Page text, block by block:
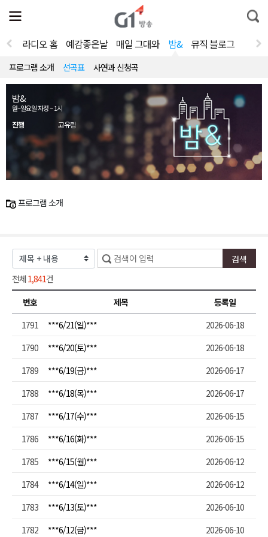
전
체
뉴
열
통
합
라디오 홈 예감좋은날 매일 그대와 밤& 뮤직 블로그
프로그램 소개 선곡표 사연과 신청곡
밤&
월~일요일 자정 ~ 1시
진행 고유림
프로그램 소개
전체 1,841건
번호
제목
등록일
1791
***6/21(일)***
2026-06-18
1790
***6/20(토)***
2026-06-18
1789
***6/19(금)***
2026-06-17
1788
***6/18(목)***
2026-06-17
1787
***6/17(수)***
2026-06-15
1786
***6/16(화)***
2026-06-15
1785
***6/15(월)***
2026-06-12
1784
***6/14(일)***
2026-06-12
1783
***6/13(토)***
2026-06-10
1782
***6/12(금)*** 2026-06-10